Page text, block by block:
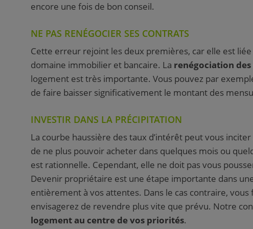
encore une fois de bon conseil.
NE PAS RENÉGOCIER SES CONTRATS
Cette erreur rejoint les deux premières, car elle est liée
domaine immobilier et bancaire. La renégociation
logement est très importante. Vous pouvez par
de faire baisser significativement le montant des
INVESTIR DANS LA PRÉCIPITATION
La courbe haussière des taux d’intérêt peut vous
de ne plus pouvoir acheter dans quelques mois ou
est rationnelle. Cependant, elle ne doit pas vous
Devenir propriétaire est une étape importante dans
entièrement à vos attentes. Dans le cas contraire,
envisagerez de revendre plus vite que prévu. Notre
logement au centre de vos priorités.